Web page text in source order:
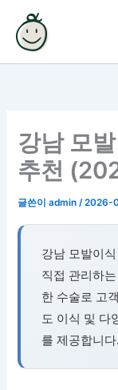
로
강남 모
추천
글쓴이admin/2026-
강남 모발이
직접 관리하
한 수술로 고
도 이식 및 다
를 제공합니다.